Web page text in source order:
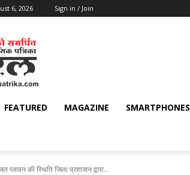
6, 2026 Sign in / Join
FEATURED MAGAZINE SMARTPHONES
प्‍लावन की स्थिति जिला प्रशासन द्वारा...